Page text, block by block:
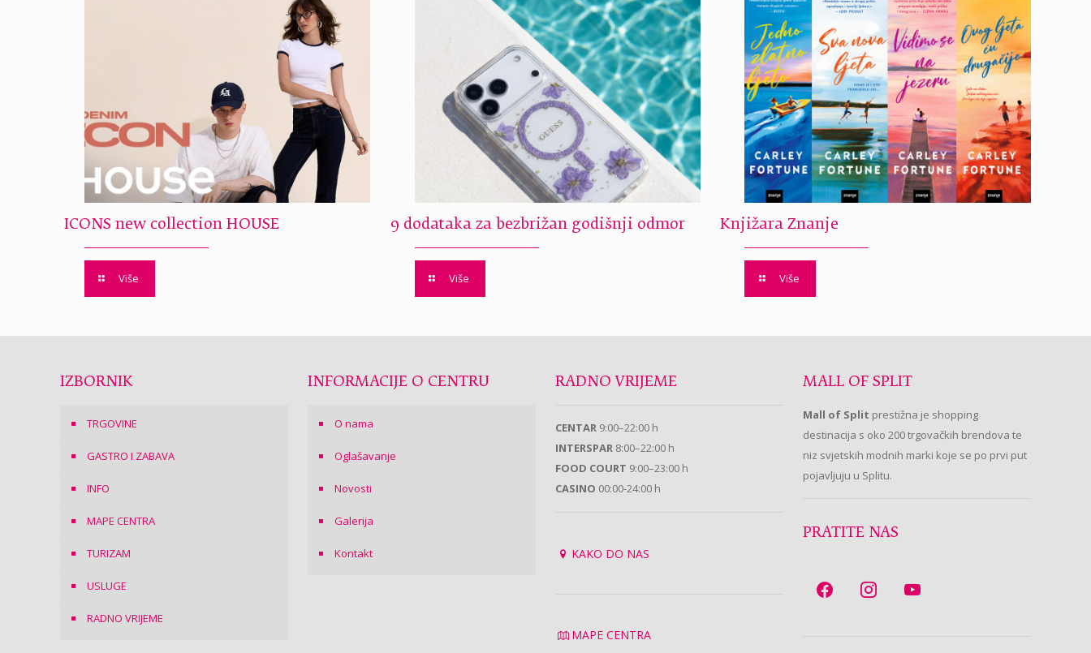
ICONS new collection HOUSE
Više
9 dodataka za bezbrižan godišnji odmor
Više
Knjižara Znanje
Više
IZBORNIK
TRGOVINE
GASTRO I ZABAVA
INFO
MAPE CENTRA
TURIZAM
USLUGE
RADNO VRIJEME
INFORMACIJE O CENTRU
O nama
Oglašavanje
Novosti
Galerija
Kontakt
RADNO VRIJEME
CENTAR 9:00–22:00 h
INTERSPAR 8:00–22:00 h
FOOD COURT 9:00–23:00 h
CASINO 00:00-24:00 h
KAKO DO NAS
MAPE CENTRA
MALL OF SPLIT
Mall of Split prestižna je shopping
destinacija s oko 200 trgovačkih brendova te
niz svjetskih modnih marki koje se po prvi put
pojavljuju u Splitu.
PRATITE NAS